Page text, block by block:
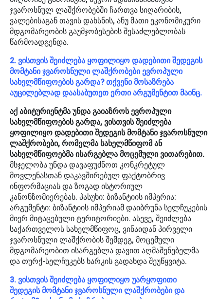
ჯვაროსნულ ლაშქრობებში ჩართვა სიღარიბის,
ვალებისაგან თავის დახსნის, ანუ მათი ეკონომიკური
მდგომარეობის გაუმჯობესების შესაძლებლობას
წარმოადგენდა.
2. ვისთვის შეიძლება ყოფილიყო დადებითი შედეგის
მომტანი ჯვაროსნული ლაშქრობები ევროპული
სახელმწიფოების გარდა? თქვენი მოსაზრება
აუცილებლად დაასაბუთეთ ერთი არგუმენტით მაინც.
აქ აბიტურიენტმა უნდა გაიაზროს ევროპული
სახელმწიფოების გარდა, ვისთვის შეიძლება
ყოფილიყო დადებითი შედეგის მომტანი ჯვაროსნული
ლაშქრობები, რომელმა სახელმწიფომ ან
სახელმწიფოებმა ისარგებლა მოცემული ვითარებით.
მსჯელობა უნდა დავაფუძნოთ კონკრეტულ
მოვლენასთან დაკავშირებულ ფაქტობრივ
ინფორმაციას და ზოგად ისტორიულ
კანონზომიერებას. პასუხი: ბიზანტიის იმპერია:
არგუმენტი: ბიზანტიის იმპერიამ დაიბრუნა სელჩუკების
მიერ მიტაცებული ტერიტორიები. ასევე, შეიძლება
საქართველოს სახელმწიფოც, ვინაიდან პირველი
ჯვაროსნული ლაშქრობის შემდეგ, მოცემული
მდგომარეობით ისარგებლა დავით აღმაშენებელმა
და თურქ-სელჩუკებს ხარკის გადახდა შეუწყვიტა.
3. ვისთვის შეიძლება ყოფილიყო უარყოფითი
შედეგის მომტანი ჯვაროსნული ლაშქრობები და